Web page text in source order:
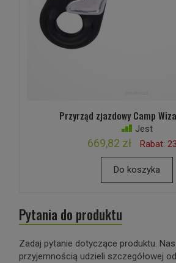
Przyrząd zjazdowy Camp
Jest
669,82 zł Rabat:
Do koszyka
Pytania do produktu
Zadaj pytanie dotyczące produktu.
przyjemnością udzieli szczegółowej